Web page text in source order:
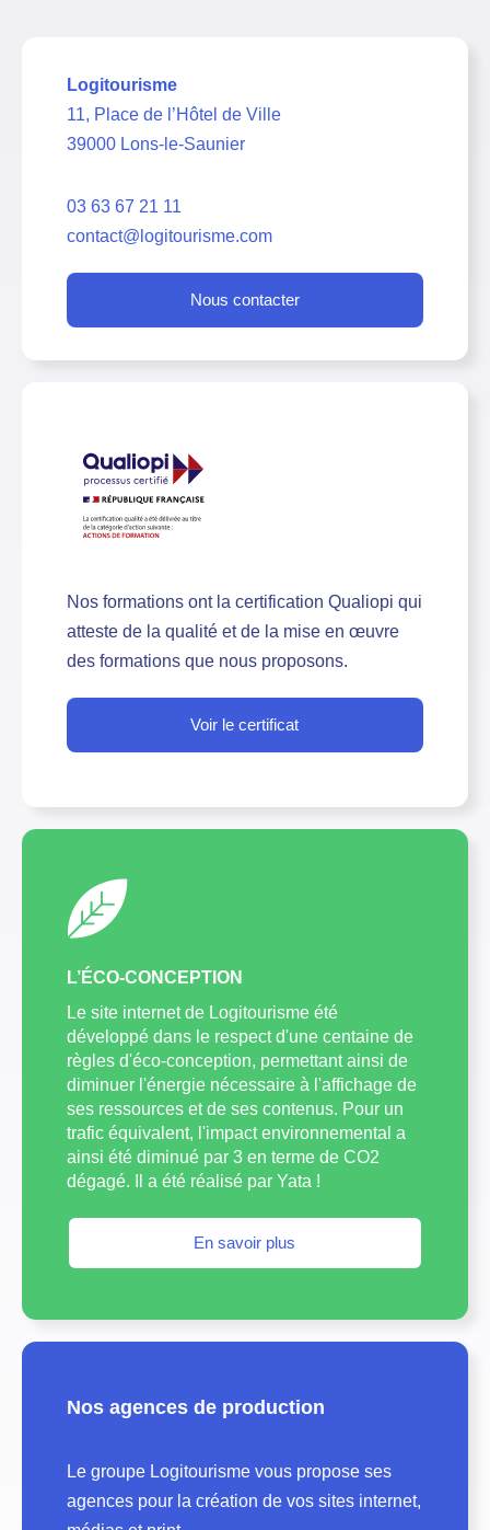
Logitourisme
11, Place de l’Hôtel de Ville
39000 Lons-le-Saunier
03 63 67 21 11
contact@logitourisme.com
Nous contacter
Nos formations ont la certification Qualiopi qui
atteste de la qualité et de la mise en œuvre
des formations que nous proposons.
Voir le certificat
L’ÉCO-CONCEPTION
Le site internet de Logitourisme été
développé dans le respect d'une centaine de
règles d'éco-conception, permettant ainsi de
diminuer l'énergie nécessaire à l'affichage de
ses ressources et de ses contenus. Pour un
trafic équivalent, l'impact environnemental a
ainsi été diminué par 3 en terme de CO2
dégagé. Il a été réalisé par Yata !
En savoir plus
Nos agences de production
Le groupe Logitourisme vous propose ses
agences pour la création de vos sites internet,